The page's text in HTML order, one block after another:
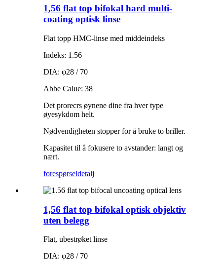
1,56 flat top bifokal hard multi-
coating optisk linse
Flat topp HMC-linse med middeindeks
Indeks: 1.56
DIA: φ28 / 70
Abbe Calue: 38
Det prorecrs øynene dine fra hver type
øyesykdom helt.
Nødvendigheten stopper for å bruke to briller.
Kapasitet til å fokusere to avstander: langt og
nært.
forespørseldetalj
1,56 flat top bifokal optisk objektiv
uten belegg
Flat, ubestrøket linse
DIA: φ28 / 70